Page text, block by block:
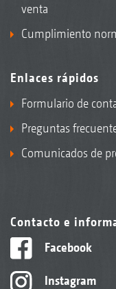
venta
Cumplimiento
Enlaces rápidos
Formulario de
Preguntas
Comunicados de
Contacto e
Facebook
Instagram